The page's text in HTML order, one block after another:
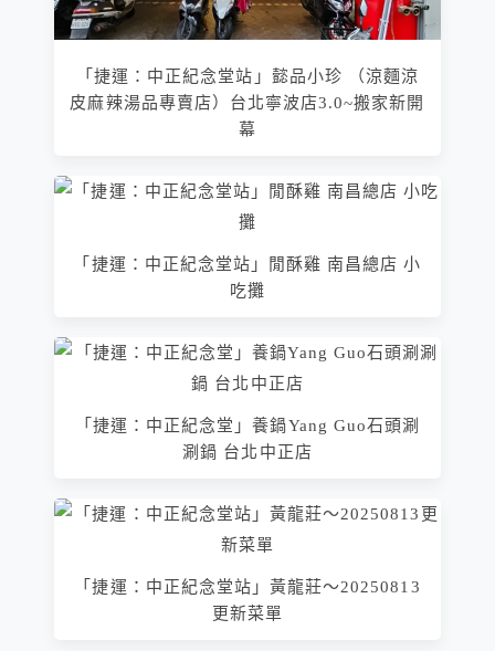
「捷運：中正紀念堂站」懿品小珍 （涼麵涼
皮麻辣湯品專賣店）台北寧波店3.0~搬家新開
幕
「捷運：中正紀念堂站」閒酥雞 南昌總店 小
吃攤
「捷運：中正紀念堂」養鍋Yang Guo石頭涮
涮鍋 台北中正店
「捷運：中正紀念堂站」黃龍莊～20250813
更新菜單